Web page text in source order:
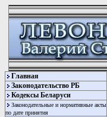
Главная
Законодательство РБ
Кодексы Беларуси
Законодательные и нормативные акты
по дате принятия